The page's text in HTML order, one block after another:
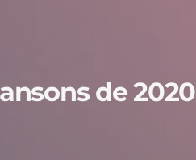
de 2020